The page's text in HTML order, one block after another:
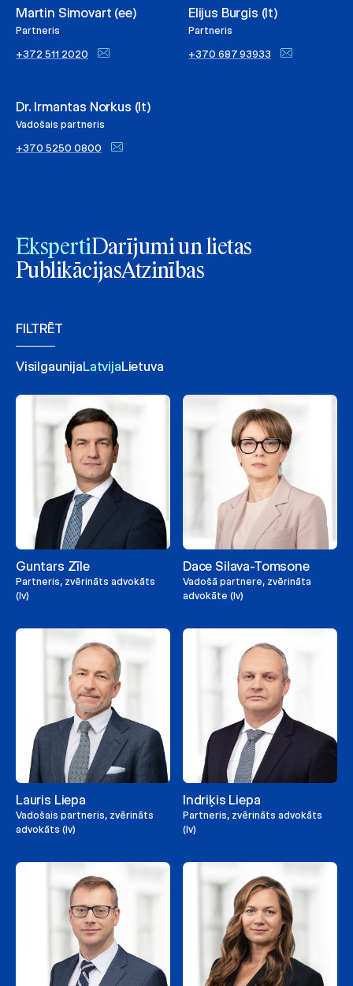
Martin Simovart (ee)
Partneris
+372 511 2020
Dr. Irmantas Norkus (lt)
Vadošais partneris
+370 5250 0800
Elijus Burgis (lt)
Partneris
+370 687 93933
EkspertiDarījumi un lietas
PublikācijasAtzinības
FILTRĒT
VisiIgaunijaLatvijaLietuva
Guntars Zīle
Partneris, zvērināts advokāts
(lv)
Dace Silava-Tomsone
Vadošā partnere, zvērināta
advokāte (lv)
Lauris Liepa
Vadošais partneris, zvērināts
advokāts (lv)
Indriķis Liepa
Partneris, zvērināts advokāts
(lv)